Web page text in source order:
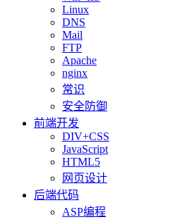
Linux
DNS
Mail
FTP
Apache
nginx
常识
安全防御
前端开发
DIV+CSS
JavaScript
HTML5
网页设计
后端代码
ASP编程